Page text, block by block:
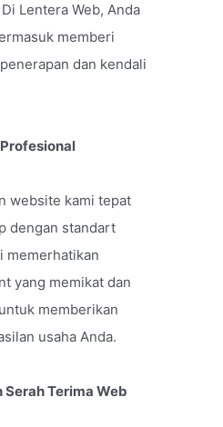
Lentera Web, Anda
memberi
dan kendali
website kami tepat
dengan standart
memerhatikan
yang memikat dan
memberikan
usaha Anda.
Terima Web